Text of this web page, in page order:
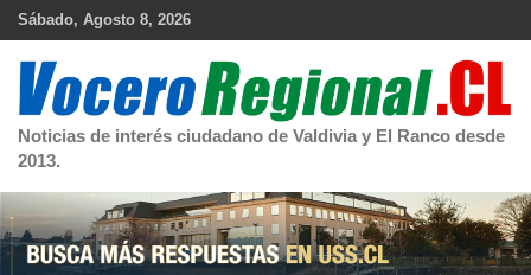
Skip
Sábado, Agosto 8, 2026
Noticias de interés ciudadano de Valdivia y El Ranco desde
2013.